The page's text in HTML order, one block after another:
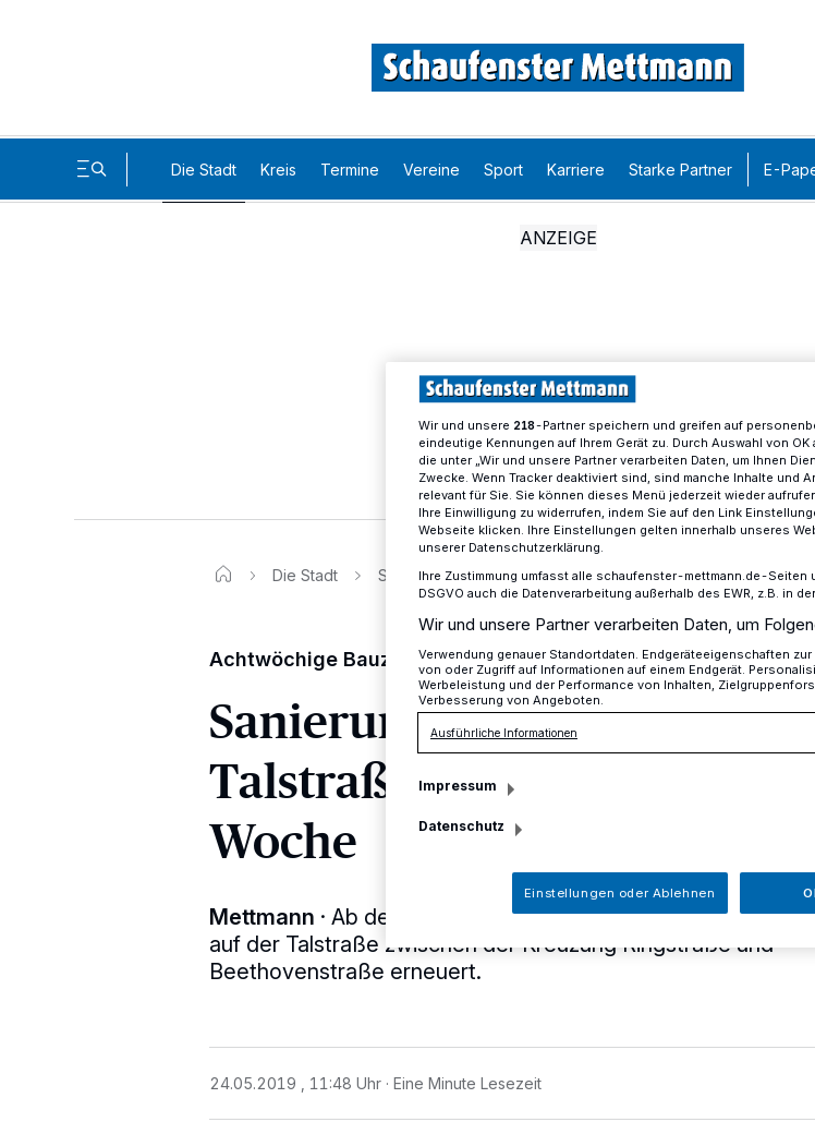
Die Stadt Kreis Termine Vereine Sport Karriere Starke Partner E-
Die Stadt Sanierungsarbeiten auf der Talstraße beginnen nächste
Achtwöchige Bauzeit
Sanierungsarbeiten auf der
Talstraße beginnen nächste
Woche
Mettmann · Ab der kommenden Woche wird die obere
auf der Talstraße zwischen der Kreuzung Ringstraße und
Beethovenstraße erneuert.
24.05.2019 , 11:48 Uhr Eine Minute Lesezeit
Wir und unsere 218-Partner speichern und greifen auf
eindeutige Kennungen auf Ihrem Gerät zu. Durch Auswahl von
die unter „Wir und unsere Partner verarbeiten Daten, um Ihnen
Zwecke. Wenn Tracker deaktiviert sind, sind manche Inhalte und
relevant für Sie. Sie können dieses Menü jederzeit wieder
Ihre Einwilligung zu widerrufen, indem Sie auf den Link
Webseite klicken. Ihre Einstellungen gelten innerhalb unseres
unserer Datenschutzerklärung.
Ihre Zustimmung umfasst alle schaufenster-mettmann.de-Seiten
DSGVO auch die Datenverarbeitung außerhalb des EWR, z.B. in
Wir und unsere Partner verarbeiten Daten, um
Verwendung genauer Standortdaten. Endgeräteeigenschaften
von oder Zugriff auf Informationen auf einem Endgerät.
Werbeleistung und der Performance von Inhalten,
Verbesserung von Angeboten.
Ausführliche Informationen
Impressum
Datenschutz
Einstellungen oder Ablehnen